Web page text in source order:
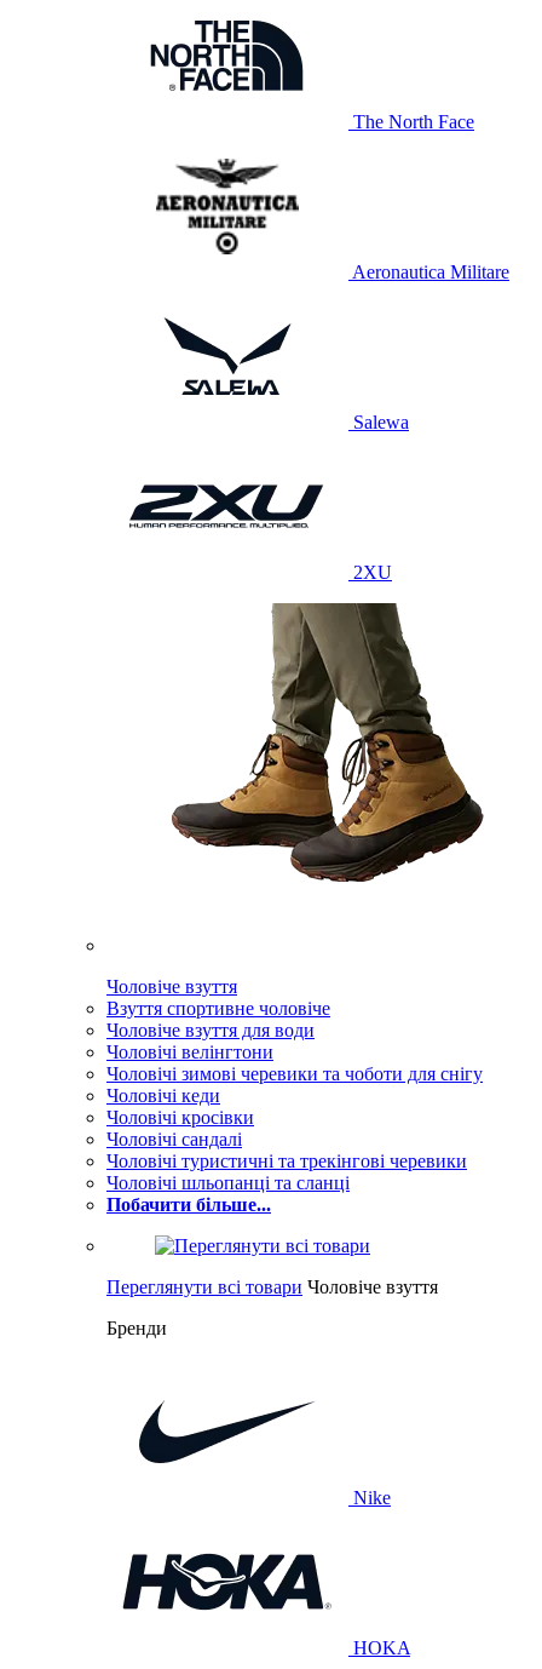
The North Face
Aeronautica Militare
Salewa
2XU
Чоловіче взуття
Взуття спортивне чоловіче
Чоловіче взуття для води
Чоловічі велінгтони
Чоловічі зимові черевики та чоботи для снігу
Чоловічі кеди
Чоловічі кросівки
Чоловічі сандалі
Чоловічі туристичні та трекінгові черевики
Чоловічі шльопанці та сланці
Побачити більше...
Переглянути всі товари Чоловіче взуття
Бренди
Nike
HOKA